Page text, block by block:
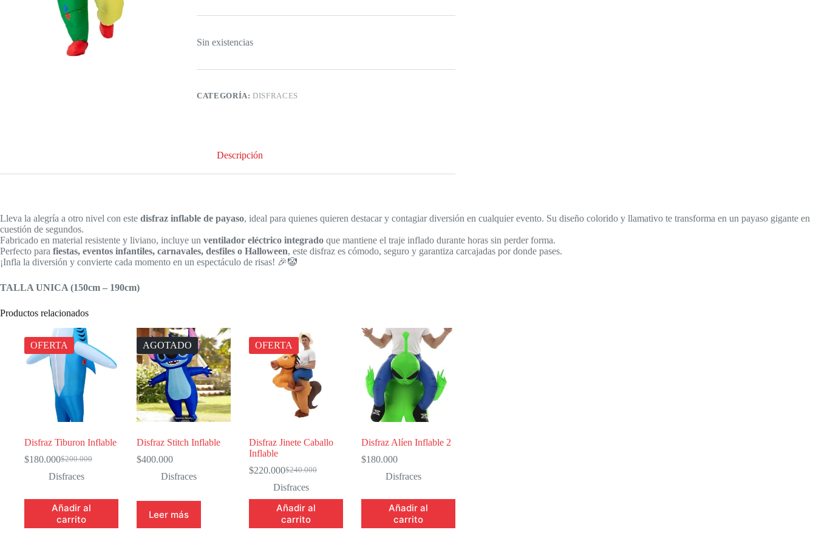
Sin existencias
CATEGORÍA:DISFRACES
Descripción
Lleva la alegría a otro nivel con este disfraz inflable de payaso, ideal para quienes quieren destacar y contagiar diversión en cualquier evento. Su diseño colorido y llamativo te transforma en un payaso gigante en
cuestión de segundos.
Fabricado en material resistente y liviano, incluye un ventilador eléctrico integrado que mantiene el traje inflado durante horas sin perder forma.
Perfecto para fiestas, eventos infantiles, carnavales, desfiles o Halloween, este disfraz es cómodo, seguro y garantiza carcajadas por donde pases.
¡Infla la diversión y convierte cada momento en un espectáculo de risas! 🎉🤡
TALLA UNICA (150cm – 190cm)
Productos relacionados
OFERTA
Disfraz Tiburon Inflable
$200.000
El
precio
$200.000.
$180.000El
precio
$180.000.
Disfraces
Añadir al
carrito
AGOTADO
Disfraz Stitch Inflable
$400.000
Disfraces
Leer más
OFERTA
Disfraz Jinete Caballo
Inflable
$240.000
El
precio
era:
$240.000.
$220.000El
precio
es:
$220.000.
Disfraces
Añadir al
carrito
Disfraz Alíen Inflable 2
$180.000
Disfraces
Añadir al
carrito